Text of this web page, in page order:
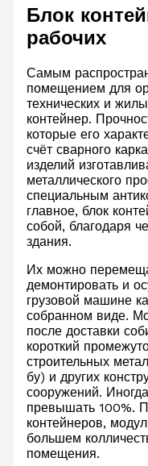
Блок
рабочих
Самым
помещением для
технических и
контейнер.
которые его
счёт сварного
изделий
металлического
специальным
главное, блок
собой, благодаря
здания.
Их можно
демонтировать и
грузовой машине
собранном виде.
после доставки
короткий
строительных
бу) и других
сооружений.
превышать 100%.
контейнеров,
большем
помещения.